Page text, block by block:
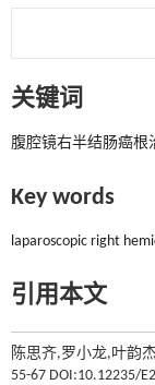
关键词
腹腔镜右半结肠癌根
Key words
laparoscopic right
引用本文
陈思齐,罗小龙,叶韵
55-67 DOI:10.12235/